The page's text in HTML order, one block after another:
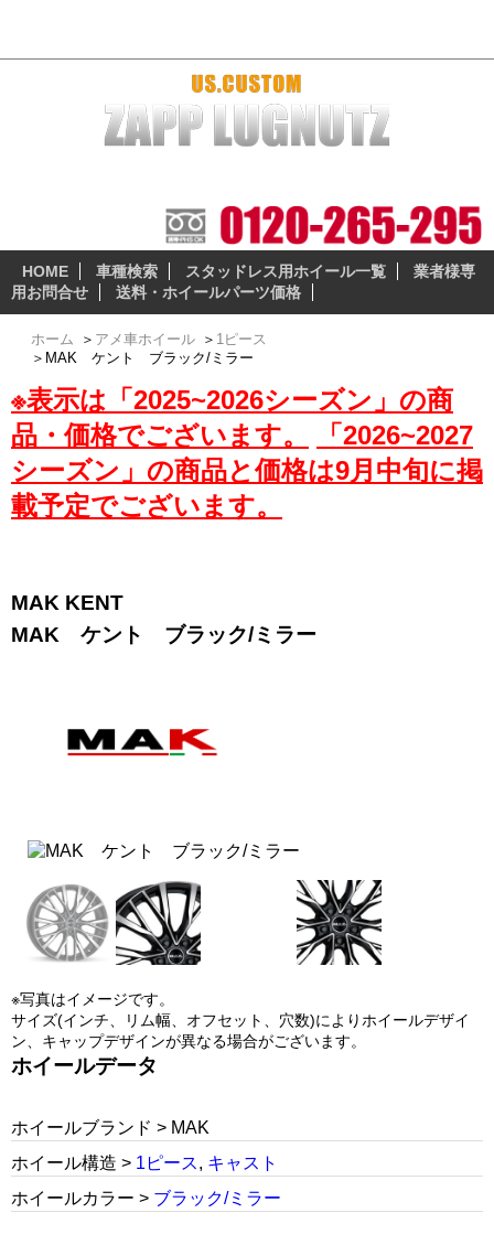
HOME 車種検索 スタッドレス用ホイール一覧
業者様専
用お問合せ
送料・ホイールパーツ価格
ホーム ＞ アメ車ホイール ＞ 1ピース
＞ MAK ケント ブラック/ミラー
※表示は「2025~2026シーズン」の商
品・価格でございます。
「2026~2027
シーズン」の商品と価格は9月中旬に掲
載予定でございます。
MAK KENT
MAK ケント ブラック/ミラー
※写真はイメージです。
サイズ(インチ、リム幅、オフセット、穴数)によりホイールデザイ
ン、キャップデザインが異なる場合がございます。
ホイールデータ
ホイールブランド > MAK
ホイール構造 > 1ピース, キャスト
ホイールカラー > ブラック/ミラー